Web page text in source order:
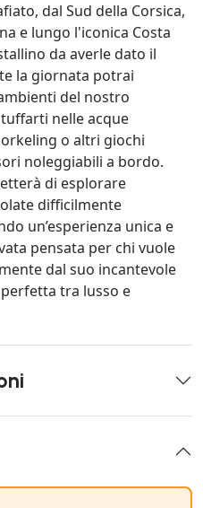
dal Sud della Corsica,
e lungo l'iconica Costa
da averle dato il
la giornata potrai
del nostro
nelle acque
o altri giochi
noleggiabili a bordo.
di esplorare
difficilmente
un’esperienza unica e
pensata per chi vuole
dal suo incantevole
tra lusso e